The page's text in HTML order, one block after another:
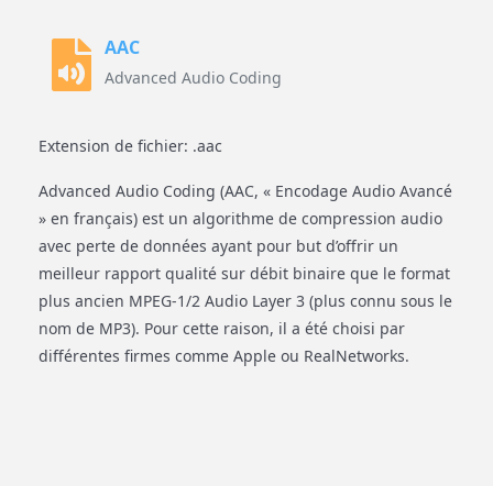
AAC
Advanced Audio Coding
Extension de fichier: .aac
Advanced Audio Coding (AAC, « Encodage Audio Avancé
» en français) est un algorithme de compression audio
avec perte de données ayant pour but d’offrir un
meilleur rapport qualité sur débit binaire que le format
plus ancien MPEG-1/2 Audio Layer 3 (plus connu sous le
nom de MP3). Pour cette raison, il a été choisi par
différentes firmes comme Apple ou RealNetworks.